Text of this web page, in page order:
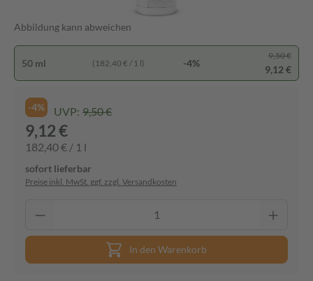
Abbildung kann abweichen
50 ml (182,40 € / 1 l) -4%
9,50 €
9,12 €
-4% UVP: 9,50 €
9,12 €
182,40 € / 1 l
sofort lieferbar
Preise inkl. MwSt. ggf. zzgl. Versandkosten
In den Warenkorb